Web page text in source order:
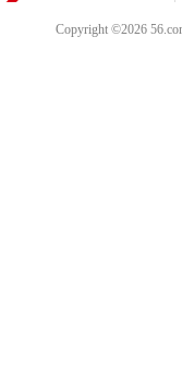
Copyright ©2026